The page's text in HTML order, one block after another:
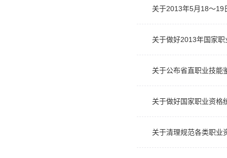
关于2013年5月18～19
关于做好2013年国家
关于公布省直职业技能
关于做好国家职业资格
关于清理规范各类职业